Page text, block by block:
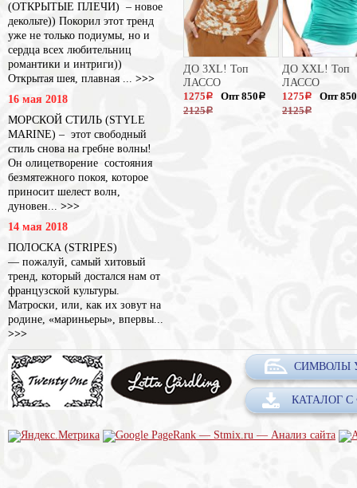
(ОТКРЫТЫЕ ПЛЕЧИ) – новое
декольте)) Покорил этот тренд
уже не только подиумы, но и
сердца всех любительниц
романтики и интриги))
Открытая шея, плавная ... >>>
16 мая 2018
МОРСКОЙ СТИЛЬ (STYLE
MARINE) – этот свободный
стиль снова на гребне волны!
Он олицетворение состояния
безмятежного покоя, которое
приносит шелест волн,
дуновен... >>>
14 мая 2018
ПОЛОСКА (STRIPES)
— пожалуй, самый хитовый
тренд, который достался нам от
французской культуры.
Матроски, или, как их зовут на
родине, «мариньеры», впервы...
>>>
ДО 3XL! Топ
ЛАССО
1275 a
2125a
Опт 850 a
ДО XXL! Топ
ЛАССО
1275 a
2125a
Опт 850
СИМВОЛЫ
КАТАЛОГ